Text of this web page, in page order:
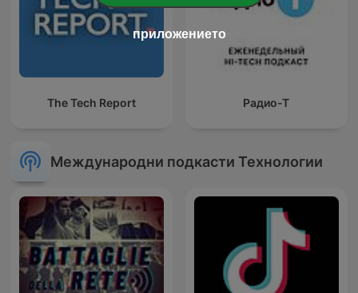
The Tech Report Радио-Т
Международни подкасти Технологии
приложението